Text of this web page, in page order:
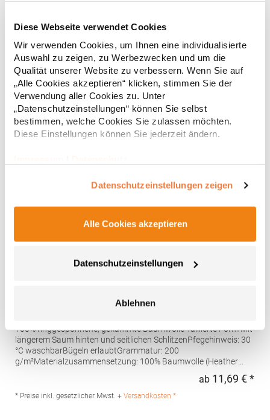
Diese Webseite verwendet Cookies
Wir verwenden Cookies, um Ihnen eine individualisierte
Auswahl zu zeigen, zu Werbezwecken und um die
Qualität unserer Website zu verbessern. Wenn Sie auf
„Alle Cookies akzeptieren“ klicken, stimmen Sie der
Verwendung aller Cookies zu. Unter
„Datenschutzeinstellungen“ können Sie selbst
bestimmen, welche Cookies Sie zulassen möchten.
Diese Einstellungen können Sie jederzeit ändern.
Datenschutzeinstellungen zeigen
Alle Cookies akzeptieren
Datenschutzeinstellungen
Ablehnen
Tailliertes Kurzarm-Poloshirt für Damen aus zertifizierter Bio-
Baumwolle Kragen und Ärmelbündchen aus 1x1-Rippe
Knopfleiste mit zwei Knöpfen Verstärkte Nahtabdeckung am
Kragen Seitenschlitze am Saum Herausreißbares
LabelPfegehinweis: 40 °C waschbarBügeln erlaubtGrammatur:
210 g/m²Materialzusammensetzung: 100% Baumwolle (Heather
Grey: 85% Baumwolle / 15% Viskose)Angaben zur
Spanien E-Mail: info@gorfactory.es
ab12,55 € *
* Preise inkl. gesetzlicher Mwst. +Versandkosten *
AQ020 Asquith & Fox Damen klassisches Polo
100% ringgesponnene, gekämmte Baumwolle Taillierte Form Mit
längerem Saum hinten und seitlichen SchlitzenPfegehinweis: 30
°C waschbarBügeln erlaubtGrammatur: 200
g/m²Materialzusammensetzung: 100% Baumwolle (Heather
Naas Road Bus. Park Naas Road Dublin D12 ER80 ROI Irland E-
ab 11,69 € *
* Preise inkl. gesetzlicher Mwst. + Versandkosten *